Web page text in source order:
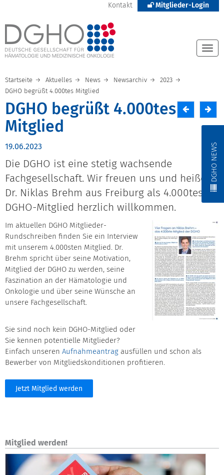
Kontakt Mitglieder-Login
DGHO NEWS
Startseite Aktuelles News Newsarchiv
2023
DGHO begrüßt 4.000tes Mitglied
DGHO begrüßt 4.000tes
Mitglied
19.06.2023
Die DGHO ist eine stetig wachsende
Fachgesellschaft. Wir freuen uns und heißen
Dr. Niklas Brehm aus Freiburg als 4.000tes
DGHO-Mitglied herzlich willkommen.
Im aktuellen DGHO Mitglieder-
Rundschreiben finden Sie ein Interview
mit unserem 4.000sten Mitglied. Dr.
Brehm spricht über seine Motivation,
Mitglied der DGHO zu werden, seine
Faszination an der Hämatologie und
Onkologie und über seine Wünsche an
unsere Fachgesellschaft.
Sie sind noch kein DGHO-Mitglied oder
Sie kennen potentielle Mitglieder?
Einfach unseren Aufnahmeantrag ausfüllen und schon als
Bewerber von Mitgliedskonditionen profitieren.
Jetzt Mitglied werden
Mitglied werden!